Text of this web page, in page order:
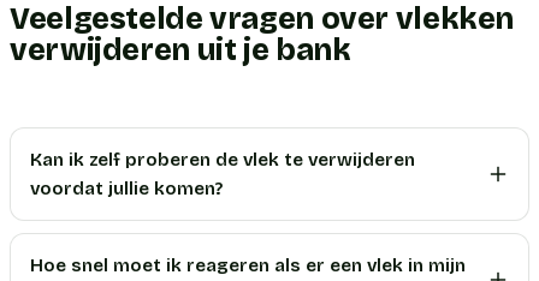
Veelgestelde vragen over vlekken
verwijderen uit je bank
Kan ik zelf proberen de vlek te verwijderen
voordat jullie komen?
Hoe snel moet ik reageren als er een vlek in mijn